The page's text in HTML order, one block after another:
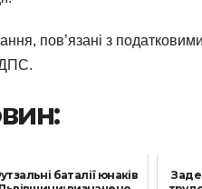
пов’язані з
ДПС.
баталії юнаків